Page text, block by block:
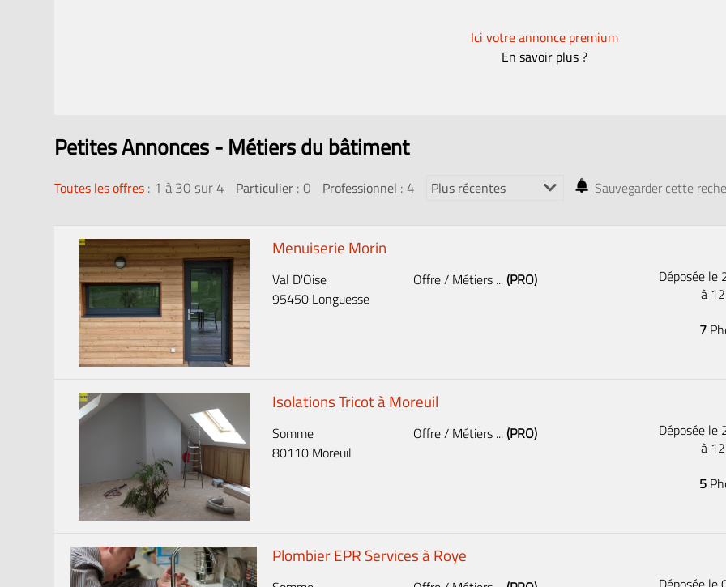
Ici votre annonce premium
En savoir plus ?
Petites Annonces - Métiers du bâtiment
Toutes les offres : 1 à 30 sur 4 Particulier : 0 Professionnel : 4 Sauvegarder cette
Menuiserie Morin
Val D'Oise
95450 Longuesse
Offre / Métiers ...(PRO)
Déposée
à
7
Isolations Tricot à Moreuil
Somme
80110 Moreuil
Offre / Métiers ...(PRO)
Déposée
à
5
Plombier EPR Services à Roye